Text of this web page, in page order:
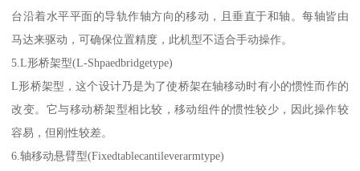
台沿着水平平面的导轨作轴方向的移动，且垂直于和轴。每轴皆由
马达来驱动，可确保位置精度，此机型不适合手动操作。
5.L形桥架型(L-Shpaedbridgetype)
L形桥架型，这个设计乃是为了使桥架在轴移动时有小的惯性而作的
改变。它与移动桥架型相比较，移动组件的惯性较少，因此操作较
容易，但刚性较差。
6.轴移动悬臂型(Fixedtablecantileverarmtype)